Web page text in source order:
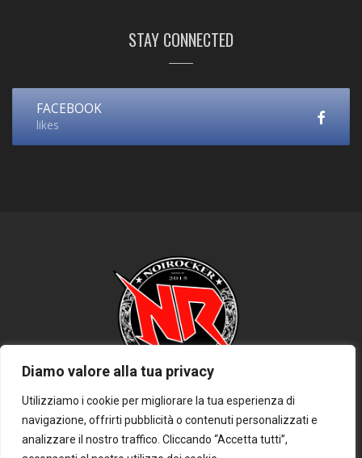
Diamo valore alla tua privacy
Utilizziamo i cookie per migliorare la tua esperienza di
navigazione, offrirti pubblicità o contenuti personalizzati e
analizzare il nostro traffico. Cliccando “Accetta tutti”,
STAY CONNECTED
FACEBOOK
likes
HOME PRIVACY POLICY COOKIE POLICY DISCLAIMER